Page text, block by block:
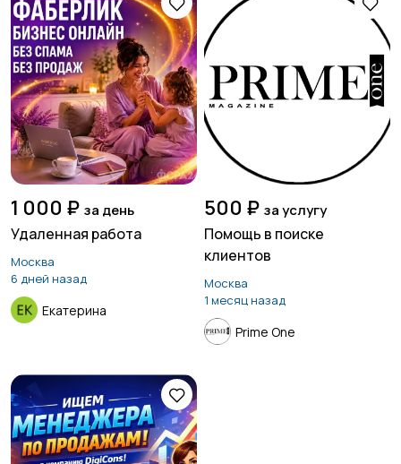
1 000 ₽ за день
Удаленная работа
Москва
6 дней назад
Екатерина
500 ₽ за услугу
Помощь в поиске
клиентов
Москва
1 месяц назад
Prime One